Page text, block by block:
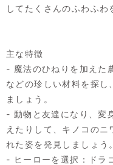
してたくさんのふわふわ
主な特徴
- 魔法のひねりを加えた
などの珍しい材料を探し
ましょう。
- 動物と友達になり、変
えたりして、キノコの
れた姿を発見しましょう。
- ヒーローを選択：ドラ